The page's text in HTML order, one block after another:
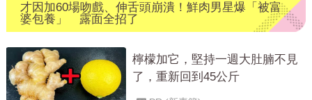
才因加60場吻戲、伸舌頭崩潰！鮮肉男星爆「被富
婆包養」 露面全招了
檸檬加它，堅持一週大肚腩不見
了，重新回到45公斤